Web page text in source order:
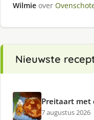
Wilmie over
Nieuwste
Preitaart met
7 augustus 2026